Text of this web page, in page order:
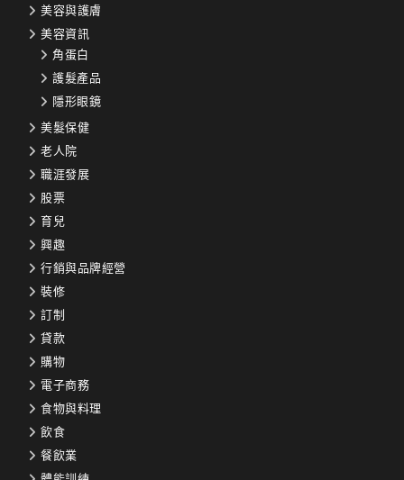
美容與護膚
美容資訊
角蛋白
護髮產品
隱形眼鏡
美髮保健
老人院
職涯發展
股票
育兒
興趣
行銷與品牌經營
裝修
訂制
貸款
購物
電子商務
食物與料理
飲食
餐飲業